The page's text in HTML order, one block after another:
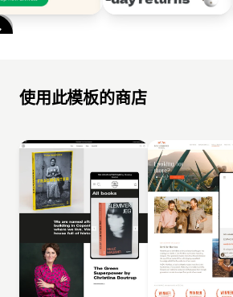
使用此模板的商店